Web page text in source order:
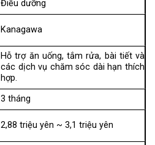
Điều dưỡng
Kanagawa
Hỗ trợ ăn uống, tắm rửa, bài tiết và
các dịch vụ chăm sóc dài hạn thích
hợp.
3 tháng
2,88 triệu yên ~ 3,1 triệu yên